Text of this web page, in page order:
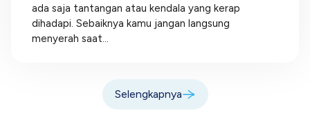
ada saja tantangan atau kendala yang kerap
dihadapi. Sebaiknya kamu jangan langsung
menyerah saat...
Selengkapnya